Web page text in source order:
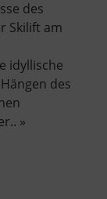
des
Skilift am
idyllische
des
»